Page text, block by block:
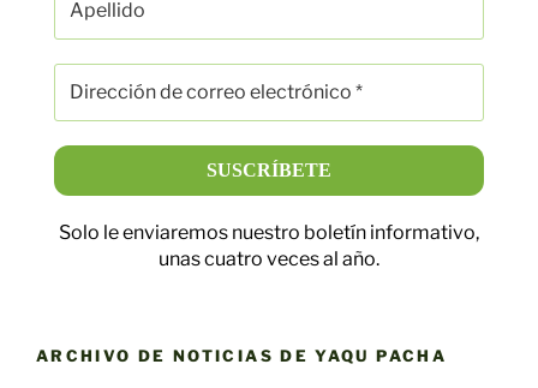
Solo le enviaremos nuestro boletín informativo,
unas cuatro veces al año.
ARCHIVO DE NOTICIAS DE YAQU PACHA